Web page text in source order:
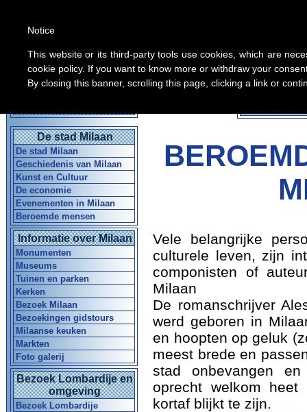
De stad Milaan
De stad Milaan
Geschiedenis van Milaan
Kunst en Cultuur
De economie
Evenementen in Milaan
Beroemde mensen
Informatie over Milaan
Monumenten
Museums
Tuinen en parken
Kerken
Bezoek Milaan
Bezoekingen gidstours
Milaanse keuken
Markten
Foto galerij
Bezoek Lombardije en
omgeving
Bezoek Lombardije
Vele belangrijke
culturele leven, zijn
componisten of
Milaan
De romanschrijver
werd geboren in
en hoopten op geluk
meest brede en
stad onbevangen
oprecht welkom
kortaf blijkt te zijn.
Notice
This website or its third-party tools use cookies, which are
cookie policy. If you want to know more or withdraw your
By closing this banner, scrolling this page, clicking a link or